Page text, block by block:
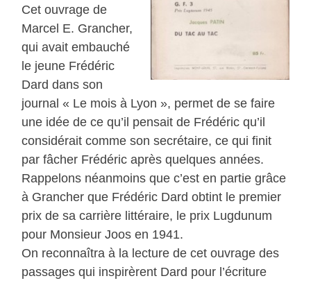
Cet ouvrage de
Marcel E. Grancher,
qui avait embauché
le jeune Frédéric
Dard dans son
journal « Le mois à Lyon », permet de se faire
une idée de ce qu’il pensait de Frédéric qu’il
considérait comme son secrétaire, ce qui finit
par fâcher Frédéric après quelques années.
Rappelons néanmoins que c’est en partie grâce
à Grancher que Frédéric Dard obtint le premier
prix de sa carrière littéraire, le prix Lugdunum
pour Monsieur Joos en 1941.
On reconnaîtra à la lecture de cet ouvrage des
passages qui inspirèrent Dard pour l’écriture